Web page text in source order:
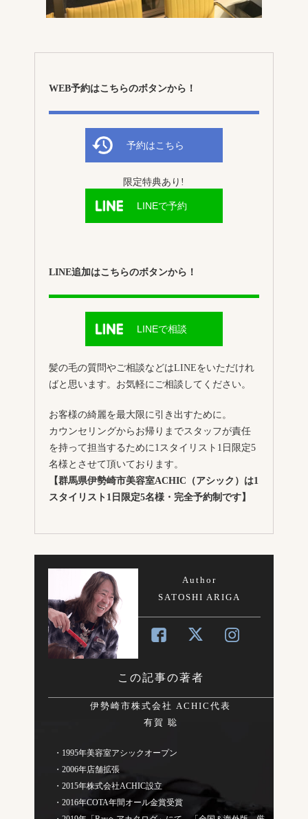
WEB予約はこちらのボタンから！
予約はこちら
限定特典あり!
LINEで予約
LINE追加はこちらのボタンから！
LINEで相談
髪の毛の質問やご相談などはLINEをいただけれ
ばと思います。お気軽にご相談してください。
お客様の綺麗を最大限に引き出すために。
カウンセリングからお帰りまでスタッフが責任
を持って担当するために1スタイリスト1日限定5
名様とさせて頂いております。
【群馬県伊勢崎市美容室ACHIC（アシック）は1
スタイリスト1日限定5名様・完全予約制です】
Author
SATOSHI ARIGA
この記事の著者
伊勢崎市株式会社 ACHIC代表
有賀 聡
・1995年美容室アシックオープン
・2006年店舗拡張
・2015年株式会社ACHIC設立
・2016年COTA年間オール金賞受賞